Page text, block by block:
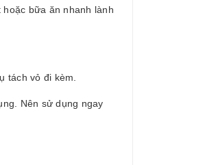
bữa ăn nhanh lành
tách vỏ đi kèm.
Nên sử dụng ngay